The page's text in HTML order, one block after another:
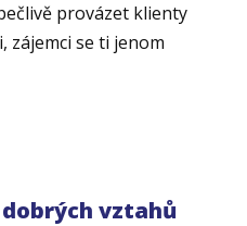
provázet klienty
zájemci se ti jenom
vztahů